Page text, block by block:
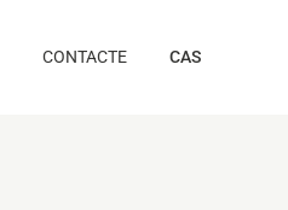
CONTACTE CAS